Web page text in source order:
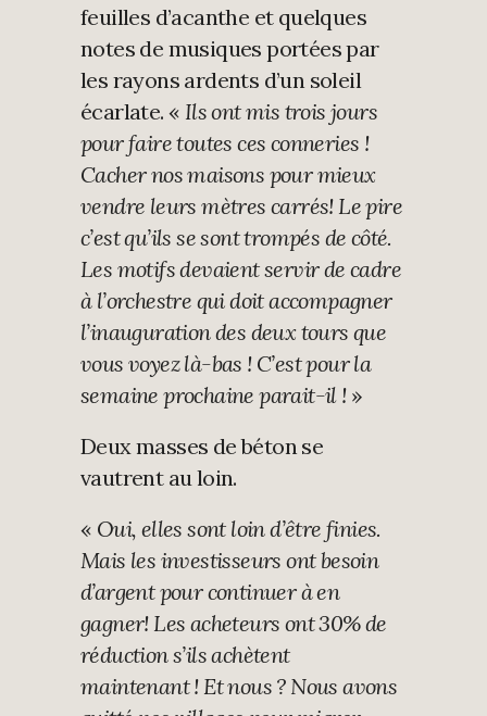
feuilles d’acanthe et quelques
notes de musiques portées par
les rayons ardents d’un soleil
écarlate. « Ils ont mis trois jours
pour faire toutes ces conneries !
Cacher nos maisons pour mieux
vendre leurs mètres carrés! Le pire
c’est qu’ils se sont trompés de côté.
Les motifs devaient servir de cadre
à l’orchestre qui doit accompagner
l’inauguration des deux tours que
vous voyez là-bas ! C’est pour la
semaine prochaine parait-il ! »
Deux masses de béton se
vautrent au loin.
« Oui, elles sont loin d’être finies.
Mais les investisseurs ont besoin
d’argent pour continuer à en
gagner! Les acheteurs ont 30% de
réduction s’ils achètent
maintenant ! Et nous ? Nous avons